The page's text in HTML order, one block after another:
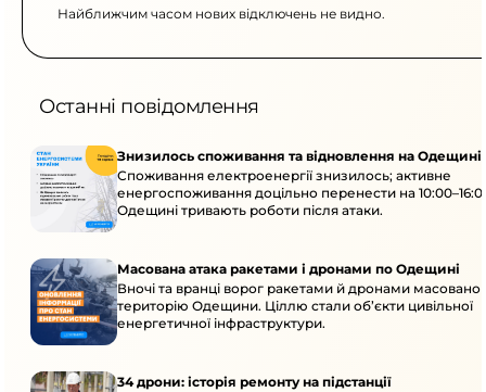
Найближчим часом нових відключень не видно.
Останні повідомлення
Знизилось споживання та відновлення на Одещині
Споживання електроенергії знизилось; активне
енергоспоживання доцільно перенести на
Одещині тривають роботи після атаки.
Масована атака ракетами і дронами по Одещині
Вночі та вранці ворог ракетами й дронами масовано
територію Одещини. Ціллю стали об’єкти цивільної
енергетичної інфраструктури.
34 дрони: історія ремонту на підстанції